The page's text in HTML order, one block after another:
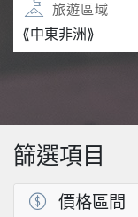
旅遊區域
篩選項目
價格區間